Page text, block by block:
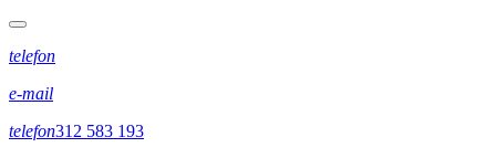
telefon
e-mail
telefon312 583 193